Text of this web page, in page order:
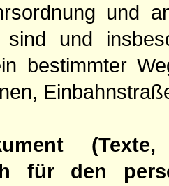
und
sind und
bestimmter
für den